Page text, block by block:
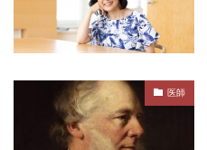
医師